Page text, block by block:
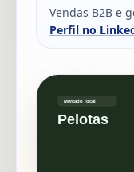
Vendas B2B e
Perfil no